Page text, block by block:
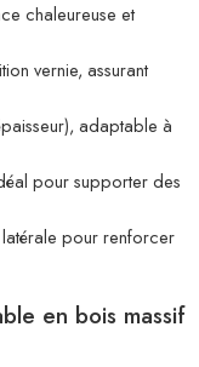
chaleureuse et
vernie, assurant
adaptable à
pour supporter des
pour renforcer
en bois massif